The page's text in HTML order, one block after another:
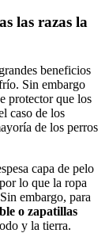
las razas la
beneficios
Sin embargo
protector que los
caso de los
de los perros
capa de pelo
lo que la ropa
embargo, para
o zapatillas
y la tierra.